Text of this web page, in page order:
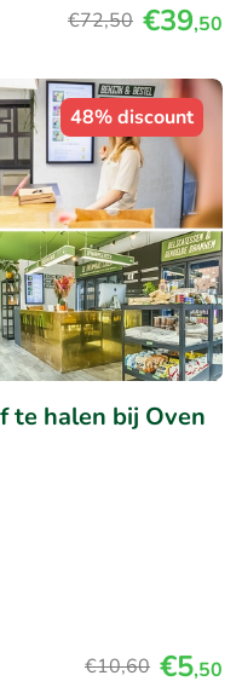
€72,50 €39,50
48% discount
te halen bij Oven
€10,60 €5,50